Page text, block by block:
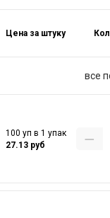
Цена за штуку
все
100 уп в 1 упак
27.13 руб